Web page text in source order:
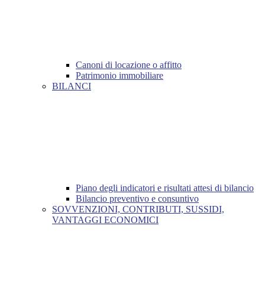
Canoni di locazione o affitto
Patrimonio immobiliare
BILANCI
Piano degli indicatori e risultati attesi di bilancio
Bilancio preventivo e consuntivo
SOVVENZIONI, CONTRIBUTI, SUSSIDI,
VANTAGGI ECONOMICI